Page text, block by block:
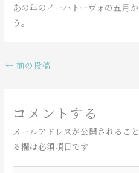
あの年のイーハトーヴォの五月
う。
← 前の投稿
コメントする
メールアドレスが公開されるこ
る欄は必須項目です